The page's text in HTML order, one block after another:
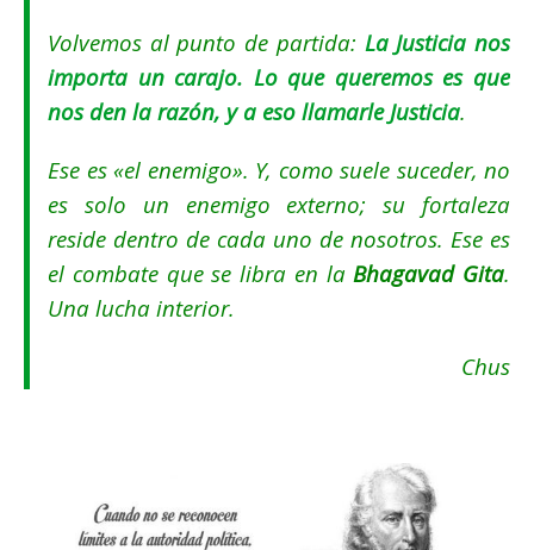
Volvemos al punto de partida: La Justicia nos
importa un carajo. Lo que queremos es que
nos den la razón, y a eso llamarle Justicia.
Ese es «el enemigo». Y, como suele suceder, no
es solo un enemigo externo; su fortaleza
reside dentro de cada uno de nosotros. Ese es
el combate que se libra en la Bhagavad Gita.
Una lucha interior.
Chus